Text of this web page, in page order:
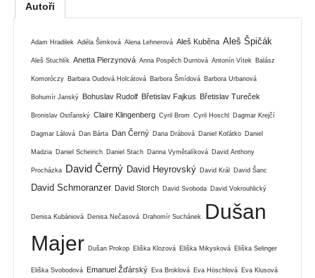
Autoři
Adam Hradilek Adéla Šimková Alena Lehnerová Aleš Kuběna Aleš Špičák
Aleš Stuchlík Anetta Pierzynová Anna Pospěch Durnová Antonín Vítek Balász
Komoróczy Barbara Oudová Holcátová Barbora Šmídová Barbora Urbanová
Bohumír Janský Bohuslav Rudolf Břetislav Fajkus Břetislav Tureček
Bronislav Ostřanský Claire Klingenberg Cyril Brom Cyril Hoschl Dagmar Krejčí
Dagmar Lálová Dan Bárta Dan Černý Dana Drábová Daniel Koťátko Daniel
Madzia Daniel Scheirich Daniel Stach Darina Vymětalíková David Anthony
Procházka David Černý David Heyrovský David Král David Šanc
David Schmoranzer David Storch David Svoboda David Vokrouhlický
Denisa Kubániová Denisa Nečasová Drahomír Suchánek
Dušan
Majer Dušan Prokop Eliška Klozová Eliška Mikysková Eliška Selinger
Eliška Svobodová Emanuel Žďárský Eva Broklová Eva Höschlová Eva Klusová